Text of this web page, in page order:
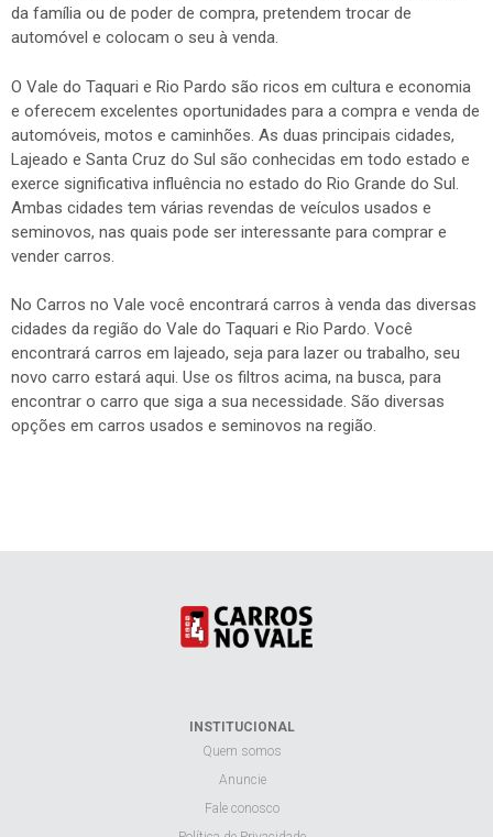
da família ou de poder de compra, pretendem trocar de
automóvel e colocam o seu à venda.
O Vale do Taquari e Rio Pardo são ricos em cultura e economia
e oferecem excelentes oportunidades para a compra e venda de
automóveis, motos e caminhões. As duas principais cidades,
Lajeado e Santa Cruz do Sul são conhecidas em todo estado e
exerce significativa influência no estado do Rio Grande do Sul.
Ambas cidades tem várias revendas de veículos usados e
seminovos, nas quais pode ser interessante para comprar e
vender carros.
No Carros no Vale você encontrará carros à venda das diversas
cidades da região do Vale do Taquari e Rio Pardo. Você
encontrará carros em lajeado, seja para lazer ou trabalho, seu
novo carro estará aqui. Use os filtros acima, na busca, para
encontrar o carro que siga a sua necessidade. São diversas
opções em carros usados e seminovos na região.
INSTITUCIONAL
Quem somos
Anuncie
Fale conosco